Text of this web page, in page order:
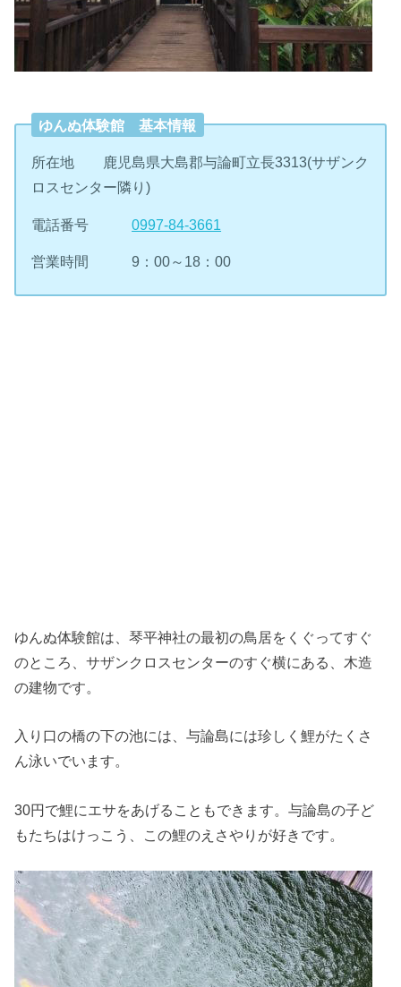
ゆんぬ体験館 基本情報
所在地 鹿児島県大島郡与論町立長3313(サザンク
ロスセンター隣り)
電話番号0997-84-3661
営業時間 9：00～18：00
ゆんぬ体験館は、琴平神社の最初の鳥居をくぐってすぐ
のところ、サザンクロスセンターのすぐ横にある、木造
の建物です。
入り口の橋の下の池には、与論島には珍しく鯉がたくさ
ん泳いでいます。
30円で鯉にエサをあげることもできます。与論島の子ど
もたちはけっこう、この鯉のえさやりが好きです。